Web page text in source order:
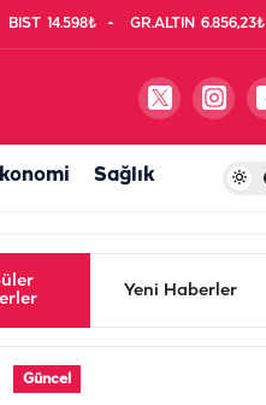
BIST 14.598₺ GR.ALTIN 6.856,23₺
Sağlık
Yeni Haberler
Güncel